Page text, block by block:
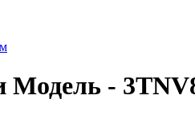
Модель -